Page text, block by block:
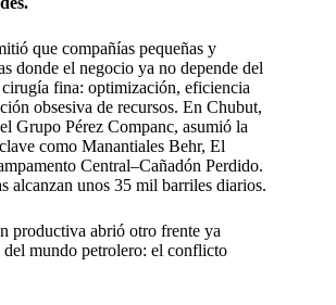
que compañías pequeñas y
donde el negocio ya no depende del
fina: optimización, eficiencia
obsesiva de recursos. En Chubut,
Grupo Pérez Companc, asumió la
como Manantiales Behr, El
Central–Cañadón Perdido.
alcanzan unos 35 mil barriles diarios.
productiva abrió otro frente ya
mundo petrolero: el conflicto